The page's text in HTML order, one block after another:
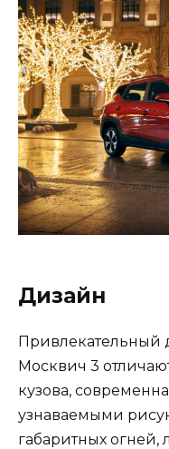
Дизайн
Привлекательный
Москвич 3
кузова,
узнаваемыми
габаритных огней,